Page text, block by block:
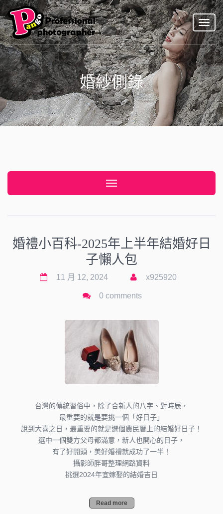
婚紗側錄
Toggle navigation
婚禮小百科-2025年上半年結婚好日
子懶人包
11 月 12, 2024 x925920
0 comments
台灣的傳統習俗中，除了合新人的八字、對時辰，
最重要的就是要挑一個「好日子」
說到大喜之日，最重要的就是選個農民曆上的結婚好日子！
選中一個雙方父母都滿意，新人也開心的日子，
有了好開頭，美好婚禮就成功了一半！
攝影師胖哥整理網路資料
挑選2024年宜嫁娶的結婚吉日
Read more